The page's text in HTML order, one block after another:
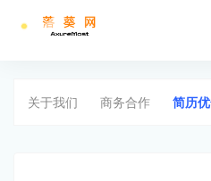
关于我们 商务合作 简历